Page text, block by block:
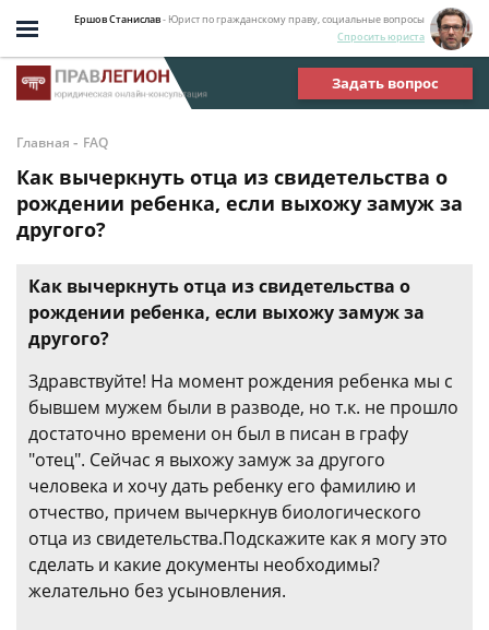
Ершов Станислав- Юрист по гражданскому праву, социальные вопросы
Спросить юриста
Задать вопрос
Главная - FAQ
Как вычеркнуть отца из свидетельства о
рождении ребенка, если выхожу замуж за
другого?
Как вычеркнуть отца из свидетельства о
рождении ребенка, если выхожу замуж за
другого?
Здравствуйте! На момент рождения ребенка мы с
бывшем мужем были в разводе, но т.к. не прошло
достаточно времени он был в писан в графу
"отец". Сейчас я выхожу замуж за другого
человека и хочу дать ребенку его фамилию и
отчество, причем вычеркнув биологического
отца из свидетельства.Подскажите как я могу это
сделать и какие документы необходимы?
желательно без усыновления.